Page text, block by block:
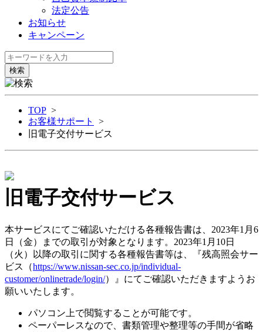
法定公告
お知らせ
キャンペーン
TOP >
お客様サポート
>
旧電子交付サービス
旧電子交付サービス
本サービスにてご確認いただける各種報告書は、2023年1月6
日（金）までの取引が対象となります。2023年1月10日
（火）以降の取引に関する各種報告書等は、『残高照会サー
ビス（https://www.nissan-sec.co.jp/individual-
customer/onlinetrade/login/）』にてご確認いただきますようお
願いいたします。
パソコン上で閲覧することが可能です。
ペーパーレスなので、書類管理や整理等の手間が省略